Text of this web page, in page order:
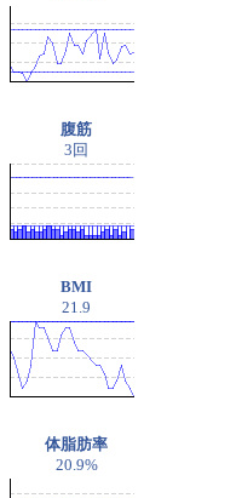
腹筋
3回
BMI
21.9
体脂肪率
20.9%